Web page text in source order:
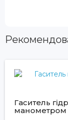
Гаситель
манометром